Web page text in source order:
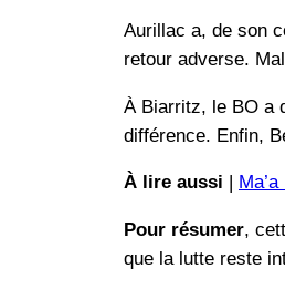
Aurillac a, de son
retour adverse.
À Biarritz, le BO a
différence. Enfin,
À lire aussi
Pour résumer,
que la lutte reste